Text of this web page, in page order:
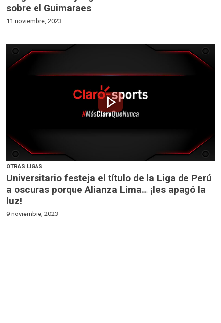
sobre el Guimaraes
11 noviembre, 2023
play_arrow
OTRAS LIGAS
Universitario festeja el título de la Liga de Perú
a oscuras porque Alianza Lima… ¡les apagó la
luz!
9 noviembre, 2023